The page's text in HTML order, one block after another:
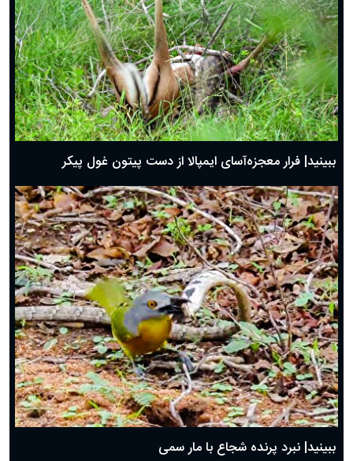
ببینید| فرار معجزه‌آسای ایمپالا از دست پیتون غول پیکر
ببینید| نبرد پرنده شجاع با مار سمی